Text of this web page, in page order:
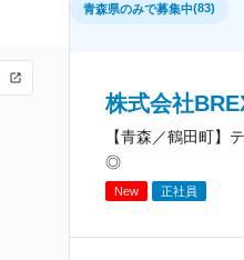
青森県のみで募集中(83)
株式会社
【青森／鶴田町
◎
New 正社員